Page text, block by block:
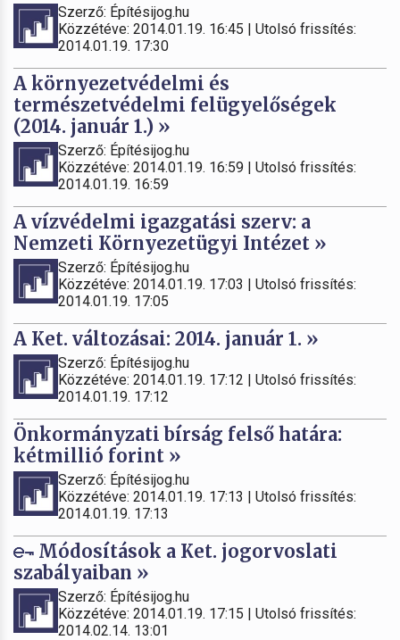
Szerző: Építésijog.hu
Közzétéve: 2014.01.19. 16:45 | Utolsó frissítés:
2014.01.19. 17:30
A környezetvédelmi és
természetvédelmi felügyelőségek
(2014. január 1.) »
Szerző: Építésijog.hu
Közzétéve: 2014.01.19. 16:59 | Utolsó frissítés:
2014.01.19. 16:59
A vízvédelmi igazgatási szerv: a
Nemzeti Környezetügyi Intézet »
Szerző: Építésijog.hu
Közzétéve: 2014.01.19. 17:03 | Utolsó frissítés:
2014.01.19. 17:05
A Ket. változásai: 2014. január 1. »
Szerző: Építésijog.hu
Közzétéve: 2014.01.19. 17:12 | Utolsó frissítés:
2014.01.19. 17:12
Önkormányzati bírság felső határa:
kétmillió forint »
Szerző: Építésijog.hu
Közzétéve: 2014.01.19. 17:13 | Utolsó frissítés:
2014.01.19. 17:13
Módosítások a Ket. jogorvoslati
szabályaiban »
Szerző: Építésijog.hu
Közzétéve: 2014.01.19. 17:15 | Utolsó frissítés:
2014.02.14. 13:01